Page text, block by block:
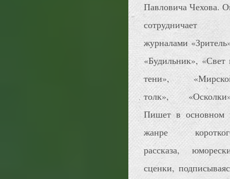
Павловича Чехова.
сотрудничает
журналами
«Будильник», «Свет
тени»,
толк»,
Пишет в основном
жанре
рассказа,
сценки,